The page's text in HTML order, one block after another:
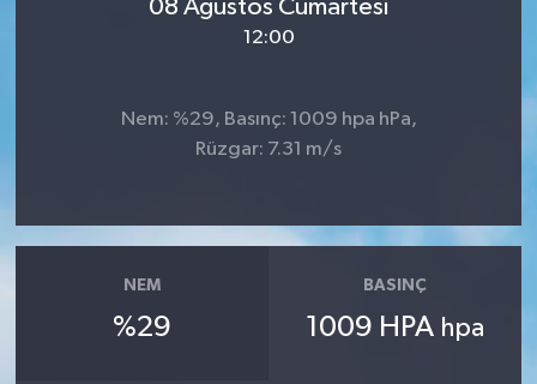
08 Ağustos Cumartesi
12:00
Nem: %29, Basınç: 1009 hpa hPa,
Rüzgar: 7.31 m/s
NEM
%29
BASINÇ
1009 HPA hpa